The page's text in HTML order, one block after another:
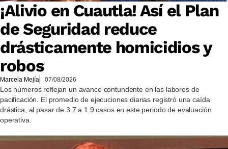
¡Alivio en Cuautla! Así el Plan
de Seguridad reduce
drásticamente homicidios y
robos
Marcela Mejía 07/08/2026
Los números reflejan un avance contundente en las labores de
pacificación. El promedio de ejecuciones diarias registró una caída
drástica, al pasar de 3.7 a 1.9 casos en este periodo de evaluación
operativa.